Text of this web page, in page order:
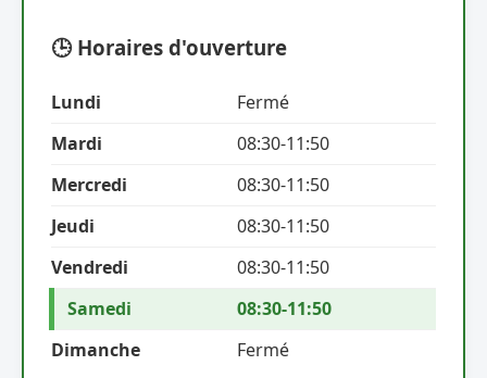
🕒 Horaires d'ouverture
Lundi
Fermé
Mardi
08:30-11:50
Mercredi
08:30-11:50
Jeudi
08:30-11:50
Vendredi
08:30-11:50
Samedi
08:30-11:50
Dimanche
Fermé